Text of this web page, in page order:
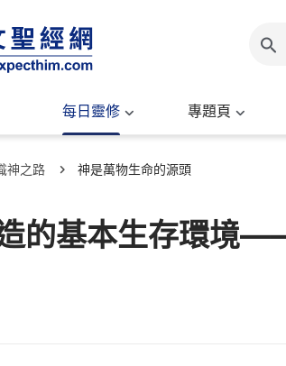
每日靈修 專題頁
神之路 神是萬物生命的源頭
的基本生存環境